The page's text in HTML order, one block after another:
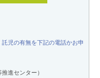
児の有無を下記の電話かお申
進センター）